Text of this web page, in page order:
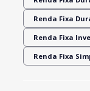
Renda Fixa
Renda Fixa
Renda Fixa